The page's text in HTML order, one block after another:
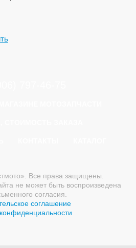
Все права защищены.
не может быть воспроизведена
согласия.
соглашение